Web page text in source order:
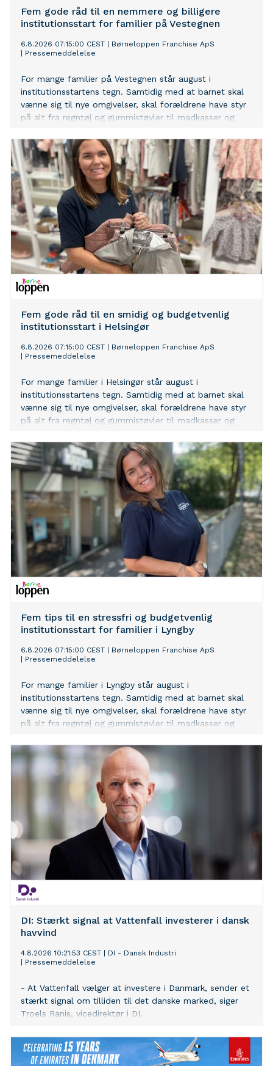
Fem gode råd til en nemmere og billigere
institutionsstart for familier på Vestegnen
6.8.2026 07:15:00 CEST
Børneloppen Franchise ApS
Pressemeddelelse
For mange familier på Vestegnen står august i
institutionsstartens tegn. Samtidig med at barnet skal
vænne sig til nye omgivelser, skal forældrene have styr
på alt fra regntøj og gummistøvler til madkasser og
hvert år, at mange familier bliver overraskede over, hvor
mange ting der faktisk skal være klar – og hvor hurtigt
udgifterne kan løbe op.
Fem gode råd til en smidig og budgetvenlig
institutionsstart i Helsingør
6.8.2026 07:15:00 CEST
Børneloppen Franchise ApS
Pressemeddelelse
For mange familier i Helsingør står august i
institutionsstartens tegn. Samtidig med at barnet skal
vænne sig til nye omgivelser, skal forældrene have styr
på alt fra regntøj og gummistøvler til madkasser og
år, at mange familier bliver overraskede over, hvor
mange ting der faktisk skal være klar – og hvor hurtigt
udgifterne kan løbe op.
Fem tips til en stressfri og budgetvenlig
institutionsstart for familier i Lyngby
6.8.2026 07:15:00 CEST
Børneloppen Franchise ApS
Pressemeddelelse
For mange familier i Lyngby står august i
institutionsstartens tegn. Samtidig med at barnet skal
vænne sig til nye omgivelser, skal forældrene have styr
på alt fra regntøj og gummistøvler til madkasser og
år, at mange familier bliver overraskede over, hvor
mange ting der faktisk skal være klar – og hvor hurtigt
udgifterne kan løbe op.
DI: Stærkt signal at Vattenfall investerer i dansk
havvind
4.8.2026 10:21:53 CEST
DI - Dansk Industri
Pressemeddelelse
- At Vattenfall vælger at investere i Danmark, sender et
stærkt signal om tilliden til det danske marked, siger
Troels Ranis, vicedirektør i DI.